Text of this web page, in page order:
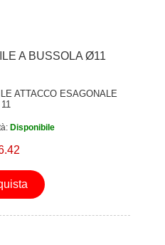
A BUSSOLA Ø11
ATTACCO ESAGONALE
11
Disponibile